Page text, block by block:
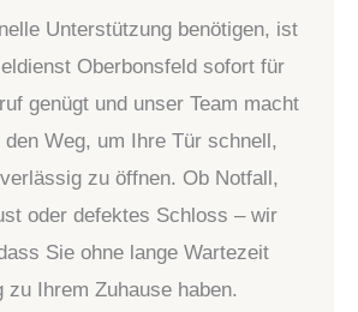
Unterstützung benötigen, ist
Oberbonsfeld sofort für
genügt und unser Team macht
Weg, um Ihre Tür schnell,
zu öffnen. Ob Notfall,
oder defektes Schloss – wir
Sie ohne lange Wartezeit
zu Ihrem Zuhause haben.